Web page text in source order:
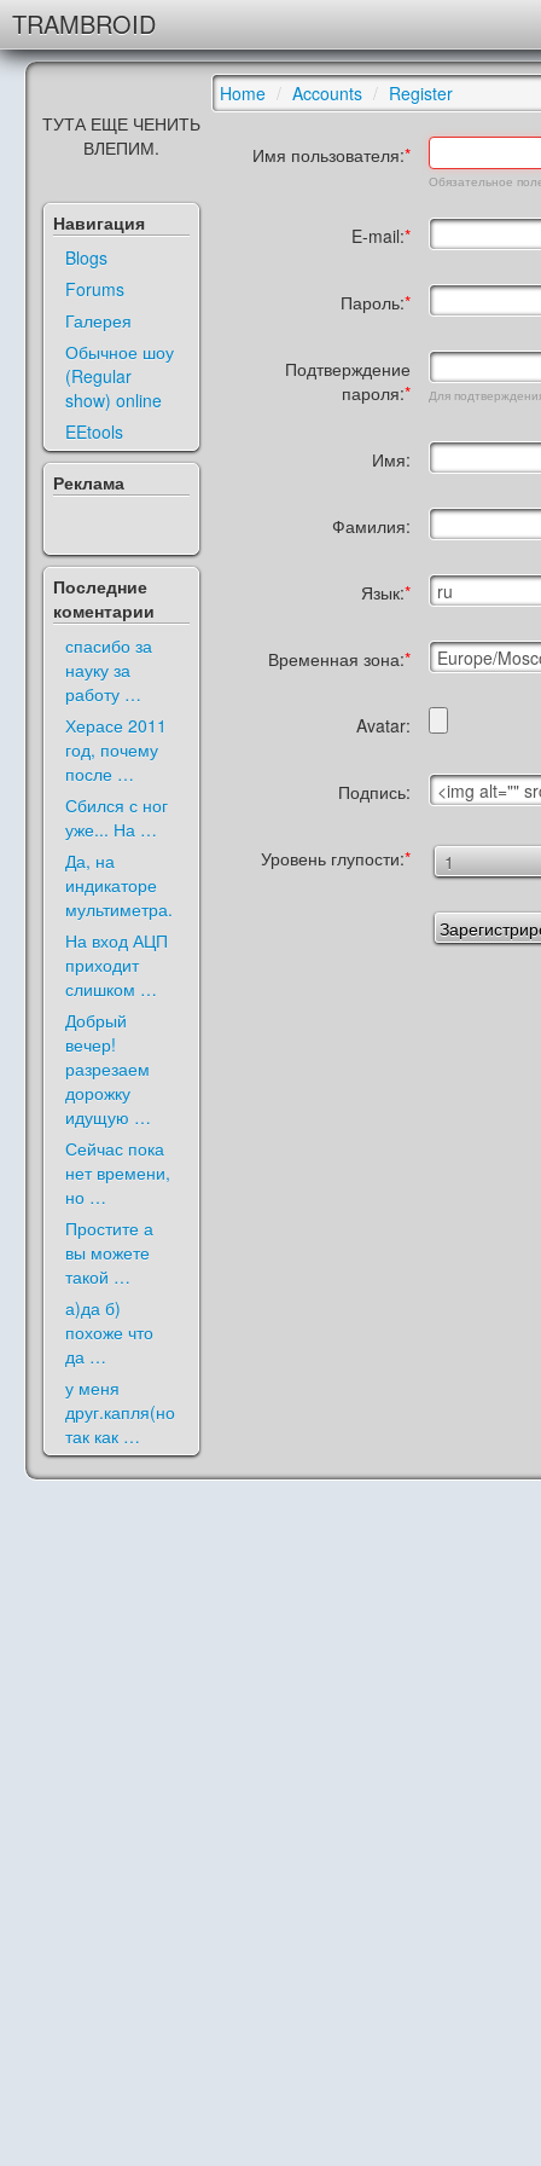
TRAMBROID
ТУТА ЕЩЕ ЧЕНИТЬ
ВЛЕПИМ.
Навигация
Blogs
Forums
Галерея
Обычное шоу
(Regular
show) online
EEtools
Реклама
Последние
коментарии
спасибо за
науку за
работу …
Херасе 2011
год, почему
после …
Сбился с ног
уже... На …
Да, на
индикаторе
мультиметра.
На вход АЦП
приходит
слишком …
Добрый
вечер!
разрезаем
дорожку
идущую …
Сейчас пока
нет времени,
но …
Простите а
вы можете
такой …
а)да б)
похоже что
да …
у меня
друг.капля(но
так как …
Home / Accounts / Register
Имя пользователя:
Обязательное
E-mail:
Пароль:
Подтверждение
пароля:
Для
Имя:
Фамилия:
Язык:
Временная зона:
Avatar:
Подпись:
Уровень глупости: